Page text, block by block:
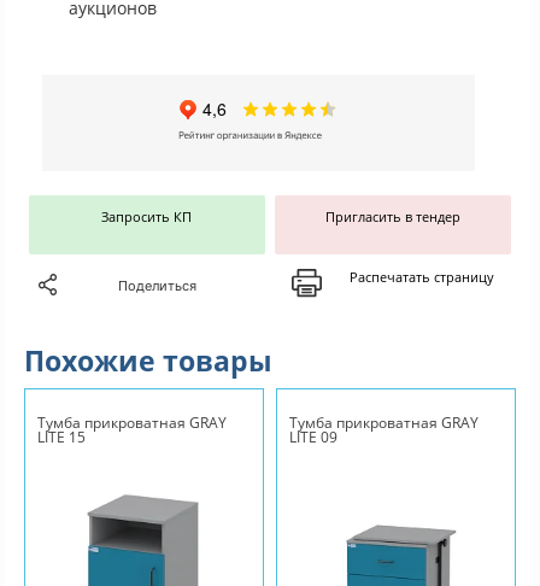
аукционов
Запросить КП Пригласить в тендер
Поделиться Распечатать страницу
Похожие товары
Тумба прикроватная GRAY
LITE 15
Тумба прикроватная GRAY
LITE 09